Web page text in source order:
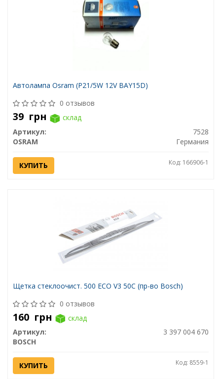
Автолампа Osram (P21/5W 12V BAY15D)
0 отзывов
39 грн
склад
Артикул:
7528
OSRAM
Германия
КУПИТЬ Код: 166906-1
Щетка стеклоочист. 500 ECO V3 50C (пр-во Bosch)
0 отзывов
160 грн
склад
Артикул:
3 397 004 670
BOSCH
КУПИТЬ Код: 8559-1